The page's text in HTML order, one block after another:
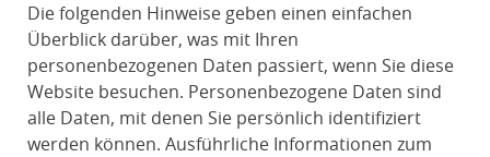
Die folgenden Hinweise geben einen einfachen
Überblick darüber, was mit Ihren
personenbezogenen Daten passiert, wenn Sie diese
Website besuchen. Personenbezogene Daten sind
alle Daten, mit denen Sie persönlich identifiziert
werden können. Ausführliche Informationen zum